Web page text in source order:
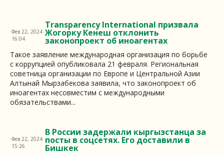
Transparency International призвала
Жогорку Кенеш отклонить
законопроект об иноагентах
Фев 22, 2024
16:04
Такое заявление международная организация по борьбе
с коррупцией опубликовала 21 февраля. Региональная
советница организации по Европе и Центральной Азии
Алтынай Мырзабекова заявила, что законопроект об
иноагентах несовместим с международными
обязательствами...
В России задержали кыргызстанца за
посты в соцсетях. Его доставили в
Бишкек
Фев 22, 2024
15:26